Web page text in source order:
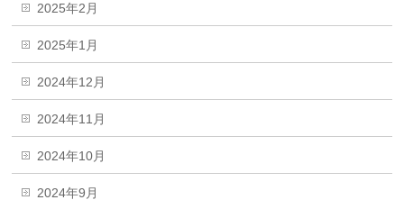
2025年2月
2025年1月
2024年12月
2024年11月
2024年10月
2024年9月